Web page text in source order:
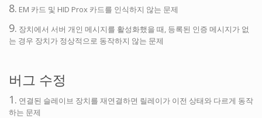
8. EM 카드 및 HID Prox 카드를 인식하지 않는 문제
9. 장치에서 서버 개인 메시지를 활성화했을 때, 등록된 인증 메시지가 없
는 경우 장치가 정상적으로 동작하지 않는 문제
버그 수정
1. 연결된 슬레이브 장치를 재연결하면 릴레이가 이전 상태와 다르게 동작
하는 문제